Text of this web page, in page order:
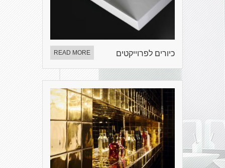
כיורים לפרוייקטים READ MORE